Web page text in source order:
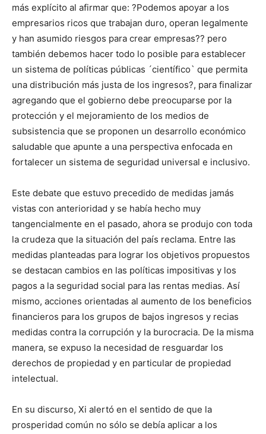
más explícito al afirmar que: ?Podemos apoyar a los
empresarios ricos que trabajan duro, operan legalmente
y han asumido riesgos para crear empresas?? pero
también debemos hacer todo lo posible para establecer
un sistema de políticas públicas ´científico` que permita
una distribución más justa de los ingresos?, para finalizar
agregando que el gobierno debe preocuparse por la
protección y el mejoramiento de los medios de
subsistencia que se proponen un desarrollo económico
saludable que apunte a una perspectiva enfocada en
fortalecer un sistema de seguridad universal e inclusivo.
Este debate que estuvo precedido de medidas jamás
vistas con anterioridad y se había hecho muy
tangencialmente en el pasado, ahora se produjo con toda
la crudeza que la situación del país reclama. Entre las
medidas planteadas para lograr los objetivos propuestos
se destacan cambios en las políticas impositivas y los
pagos a la seguridad social para las rentas medias. Así
mismo, acciones orientadas al aumento de los beneficios
financieros para los grupos de bajos ingresos y recias
medidas contra la corrupción y la burocracia. De la misma
manera, se expuso la necesidad de resguardar los
derechos de propiedad y en particular de propiedad
intelectual.
En su discurso, Xi alertó en el sentido de que la
prosperidad común no sólo se debía aplicar a los